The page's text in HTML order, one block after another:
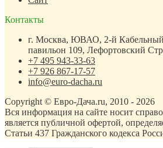
Контакты
г. Москва, ЮВАО, 2-й Кабельный
павильон 109, Лефортовский
+7 495 943-33-63
+7 926 867-17-57
info@euro-dacha.ru
Copyright © Евро-Дача.ru, 2010 - 2026
Вся информация на сайте носит
является публичной офертой,
Статьи 437 Гражданского кодекса